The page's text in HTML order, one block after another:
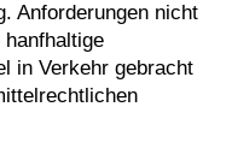
Anforderungen nicht
in Verkehr gebracht